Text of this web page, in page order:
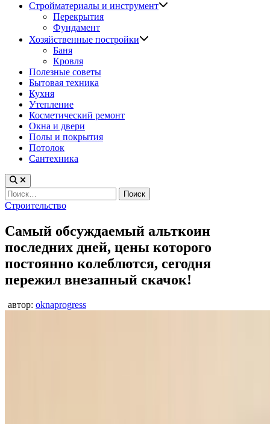
Стройматериалы и инструмент
Перекрытия
Фундамент
Хозяйственные постройки
Баня
Кровля
Полезные советы
Бытовая техника
Кухня
Утепление
Косметический ремонт
Окна и двери
Полы и покрытия
Потолок
Сантехника
Найти:
Опубликовано
Строительство
Самый обсуждаемый альткоин
последних дней, цены которого
постоянно колеблются, сегодня
пережил внезапный скачок!
автор: oknaprogress